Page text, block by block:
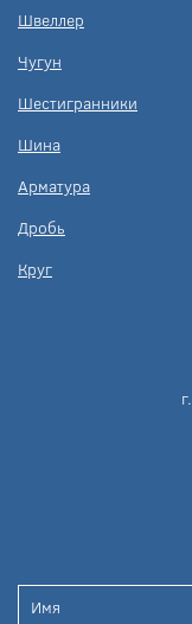
Швеллер
Чугун
Шестигранники
Шина
Арматура
Дробь
Круг
г.